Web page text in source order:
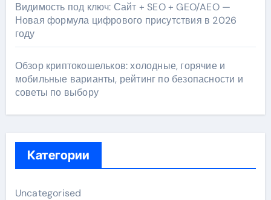
Видимость под ключ: Сайт + SEO + GEO/AEO —
Новая формула цифрового присутствия в 2026
году
Обзор криптокошельков: холодные, горячие и
мобильные варианты, рейтинг по безопасности и
советы по выбору
Категории
Uncategorised